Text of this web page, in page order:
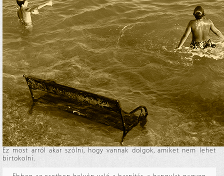
Ez most arról akar szólni, hogy vannak dolgok, amiket nem lehet
birtokolni.